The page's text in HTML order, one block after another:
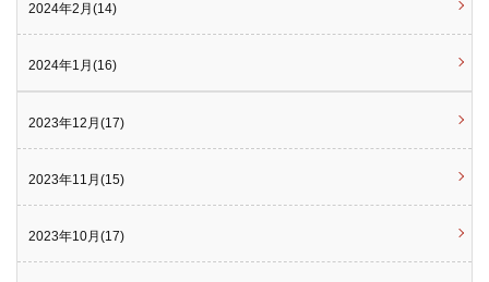
2024年2月(14)
2024年1月(16)
2023年12月(17)
2023年11月(15)
2023年10月(17)